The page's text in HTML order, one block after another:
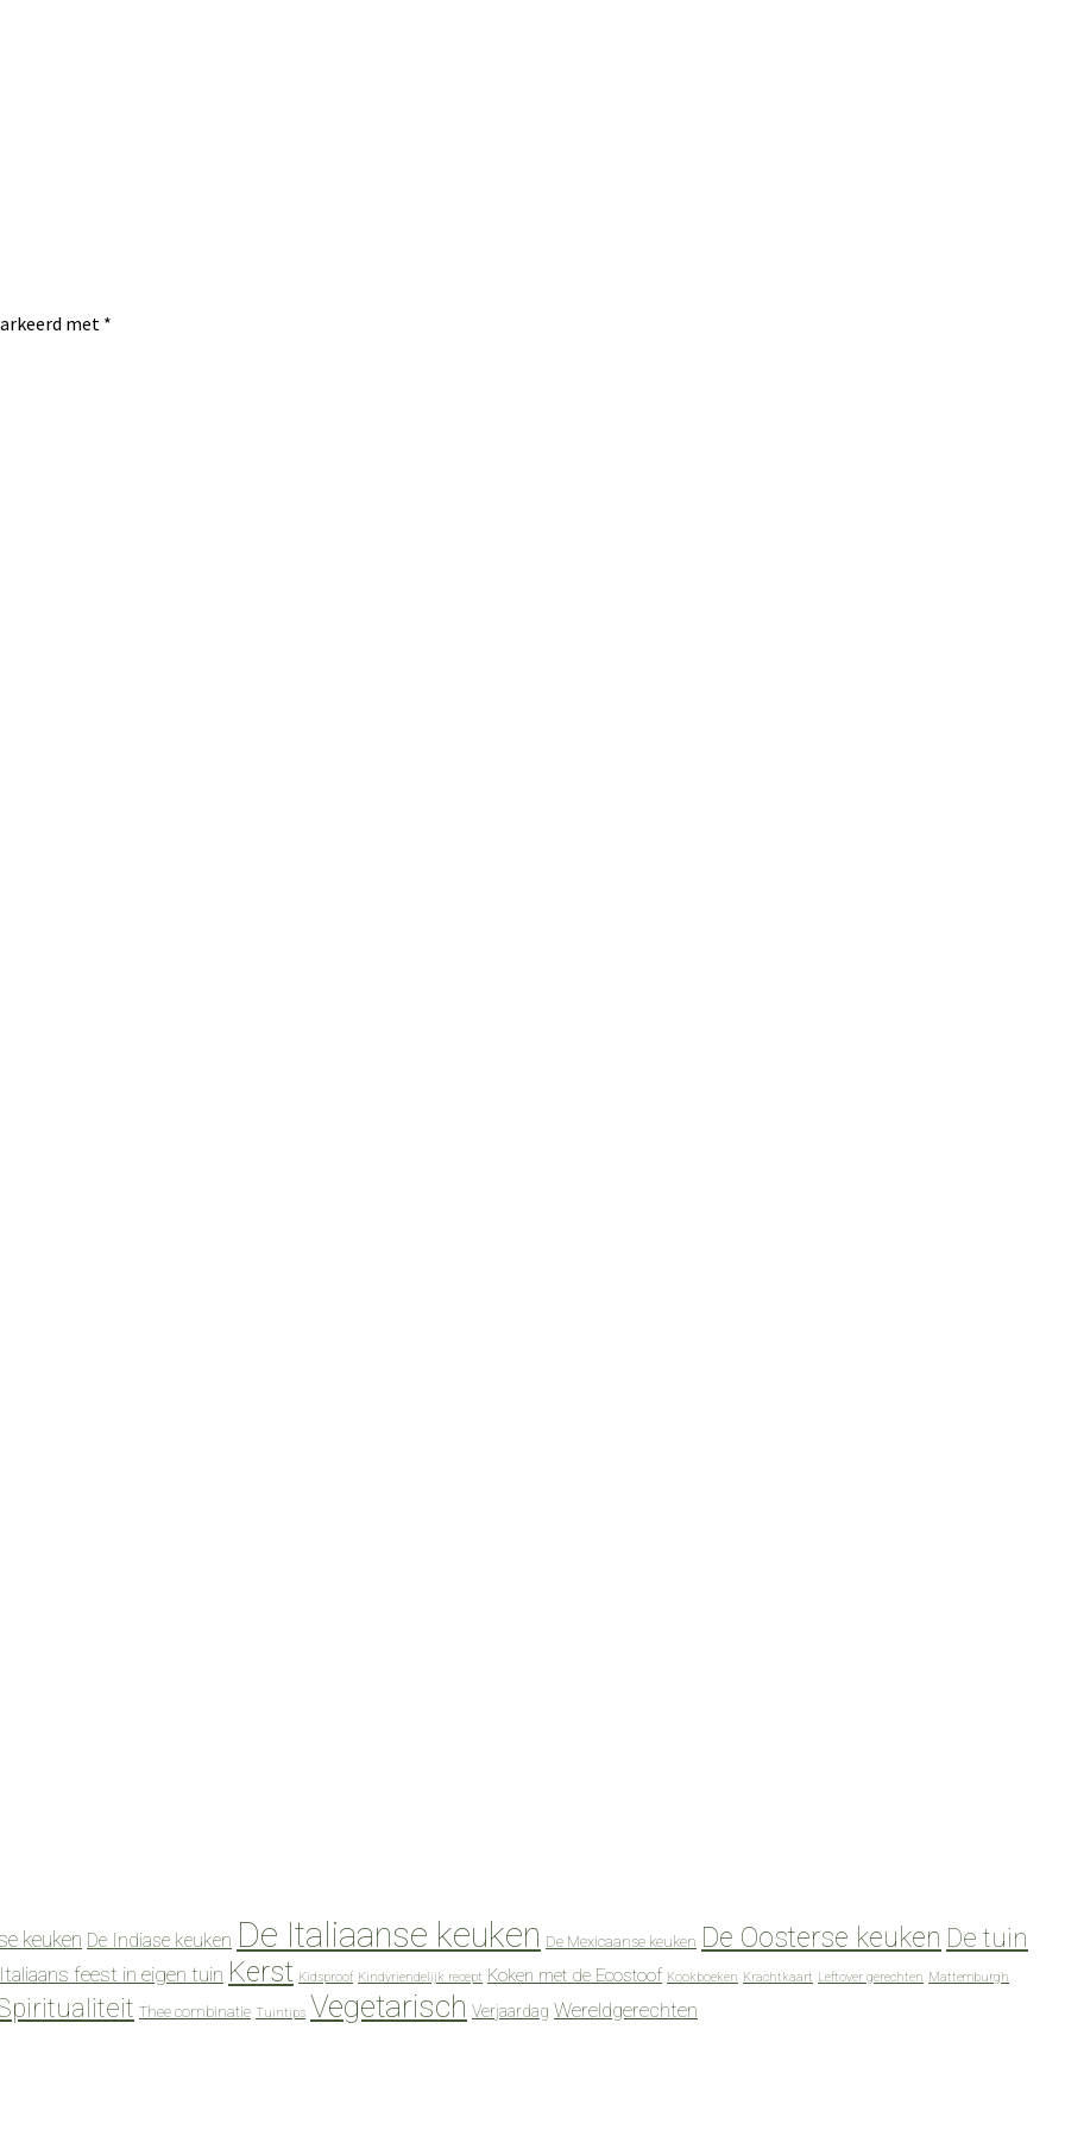
met *
keuken De Indiase keuken De Italiaanse keuken De Mexicaanse keuken De Oosterse keuken De tuin
Italiaans feest in eigen tuin Kerst Kidsproof Kindvriendelijk recept Koken met de Ecostoof Kookboeken Krachtkaart Leftover gerechten Mattemburgh
Thee combinatie Tuintips Vegetarisch Verjaardag Wereldgerechten